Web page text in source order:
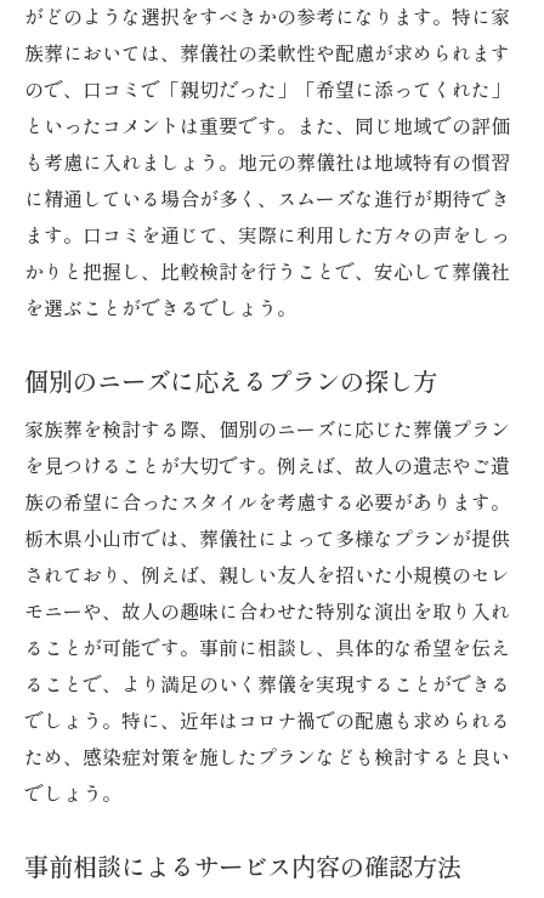
がどのような選択をすべきかの参考になります。特に家
族葬においては、葬儀社の柔軟性や配慮が求められます
ので、口コミで「親切だった」「希望に添ってくれた」
といったコメントは重要です。また、同じ地域での評価
も考慮に入れましょう。地元の葬儀社は地域特有の慣習
に精通している場合が多く、スムーズな進行が期待でき
ます。口コミを通じて、実際に利用した方々の声をしっ
かりと把握し、比較検討を行うことで、安心して葬儀社
を選ぶことができるでしょう。
個別のニーズに応えるプランの探し方
家族葬を検討する際、個別のニーズに応じた葬儀プラン
を見つけることが大切です。例えば、故人の遺志やご遺
族の希望に合ったスタイルを考慮する必要があります。
栃木県小山市では、葬儀社によって多様なプランが提供
されており、例えば、親しい友人を招いた小規模のセレ
モニーや、故人の趣味に合わせた特別な演出を取り入れ
ることが可能です。事前に相談し、具体的な希望を伝え
ることで、より満足のいく葬儀を実現することができる
でしょう。特に、近年はコロナ禍での配慮も求められる
ため、感染症対策を施したプランなども検討すると良い
でしょう。
事前相談によるサービス内容の確認方法